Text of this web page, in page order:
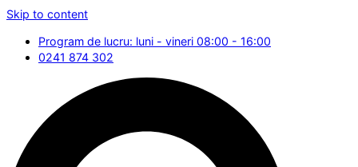
Skip to content
Program de lucru: luni - vineri 08:00 - 16:00
0241 874 302